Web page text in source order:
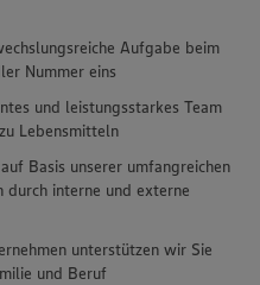
Aufgabe beim
Nummer eins
und leistungsstarkes Team
Lebensmitteln
Basis unserer umfangreichen
interne und externe
unterstützen wir Sie
und Beruf